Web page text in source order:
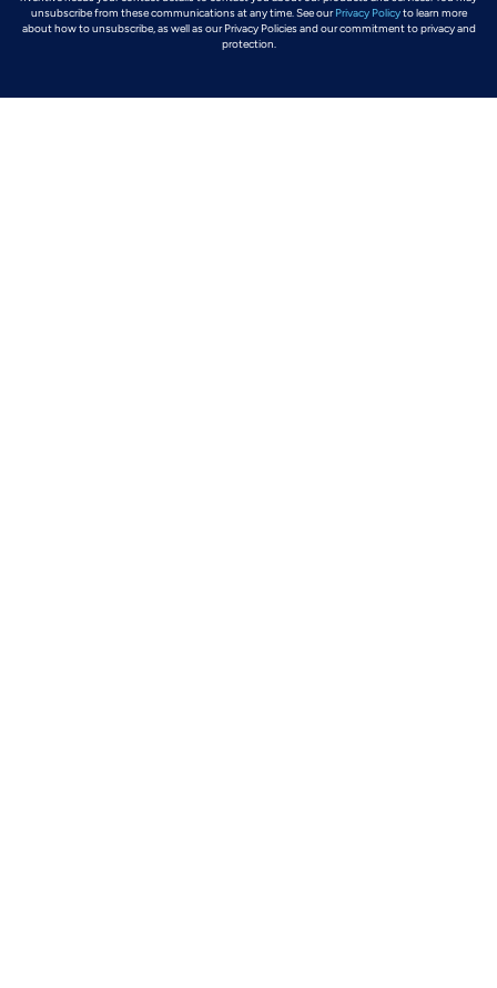
unsubscribe from these communications at any time. See ourPrivacy Policyto learn more
about how to unsubscribe, as well as our Privacy Policies and our commitment to privacy and
protection.